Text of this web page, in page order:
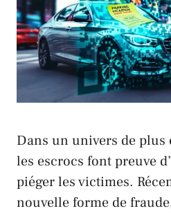
Dans un univers de
les escrocs font preuve
piéger les victimes.
nouvelle forme de